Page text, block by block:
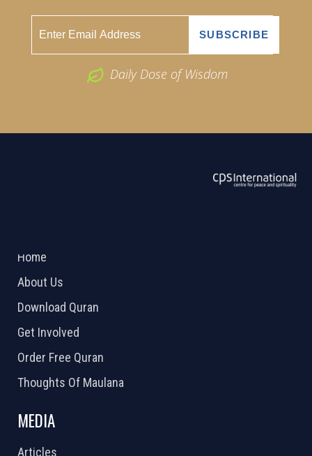
Daily Dose of Wisdom
Home
About Us
Download Quran
Get Involved
Order Free Quran
Thoughts Of Maulana
MEDIA
Articles